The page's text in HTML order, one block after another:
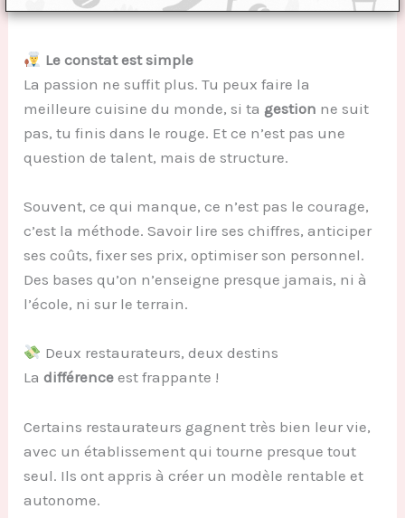
Le constat est simple
La passion ne suffit plus. Tu peux faire la
meilleure cuisine du monde, si ta gestion ne suit
pas, tu finis dans le rouge. Et ce n’est pas une
question de talent, mais de structure.
Souvent, ce qui manque, ce n’est pas le courage,
c’est la méthode. Savoir lire ses chiffres, anticiper
ses coûts, fixer ses prix, optimiser son personnel.
Des bases qu’on n’enseigne presque jamais, ni à
l’école, ni sur le terrain.
Deux restaurateurs, deux destins
Ladifférenceest frappante !
Certains restaurateurs gagnent très bien leur vie,
avec un établissement qui tourne presque tout
seul. Ils ont appris à créer un modèle rentable et
autonome.